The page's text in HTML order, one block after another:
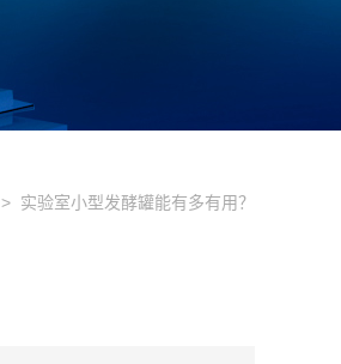
> 实验室小型发酵罐能有多有用？